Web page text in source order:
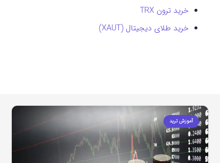
خرید ترون TRX
خرید طلای دیجیتال (XAUT)
آموزش ترید